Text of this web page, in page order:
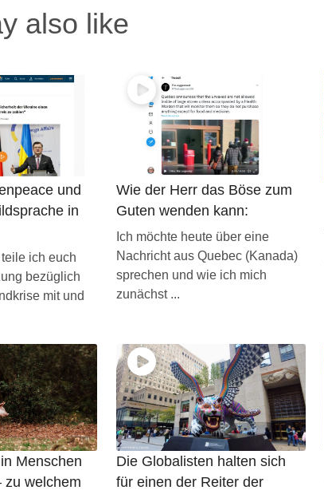
also like
und
in
ich euch
bezüglich
mit und
Wie der Herr das Böse zum
Guten wenden kann:
Ich möchte heute über eine
Nachricht aus Quebec (Kanada)
sprechen und wie ich mich
zunächst ...
Menschen
zu welchem
Die Globalisten halten sich
für einen der Reiter der